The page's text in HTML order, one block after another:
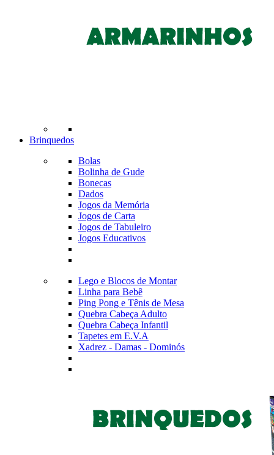
Brinquedos
Bolas
Bolinha de Gude
Bonecas
Dados
Jogos da Memória
Jogos de Carta
Jogos de Tabuleiro
Jogos Educativos
Lego e Blocos de Montar
Linha para Bebê
Ping Pong e Tênis de Mesa
Quebra Cabeça Adulto
Quebra Cabeça Infantil
Tapetes em E.V.A
Xadrez - Damas - Dominós